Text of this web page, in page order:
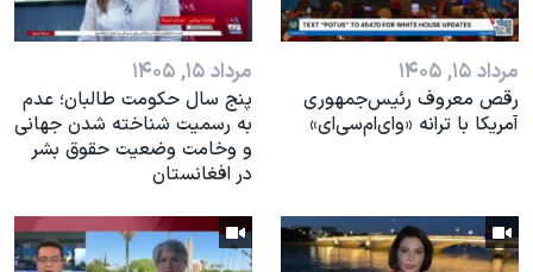
مرداد ۱۵, ۱۴۰۵
رقص معروف رئیس‌جمهوری
آمریکا با ترانه «وای‌ام‌سی‌ای»
مرداد ۱۵, ۱۴۰۵
پنج سال حکومت طالبان؛ عدم
به رسمیت شناخته شدن جهانی
و وخامت وضعیت حقوق بشر
در افغانستان